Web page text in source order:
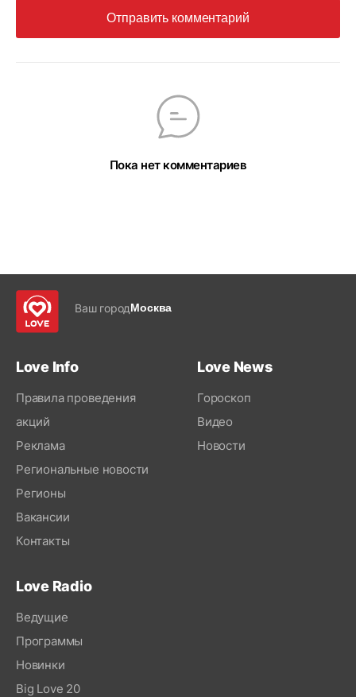
Отправить комментарий
Пока нет комментариев
Ваш городМосква
Love Info
Правила проведения
акций
Реклама
Региональные новости
Регионы
Вакансии
Контакты
Love News
Гороскоп
Видео
Новости
Love Radio
Ведущие
Программы
Новинки
Big Love 20